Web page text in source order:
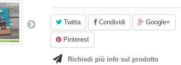
Twitta Condividi Google+
Pinterest
Richiedi più info sul prodotto